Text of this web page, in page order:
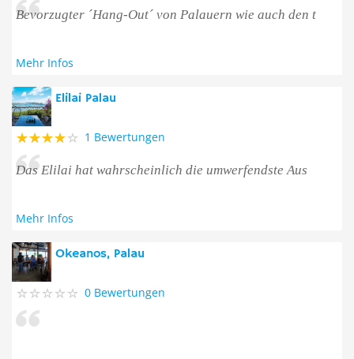
Bevorzugter ´Hang-Out´ von Palauern wie auch den t
Mehr Infos
Elilai Palau
1 Bewertungen
Das Elilai hat wahrscheinlich die umwerfendste Aus
Mehr Infos
Okeanos, Palau
0 Bewertungen